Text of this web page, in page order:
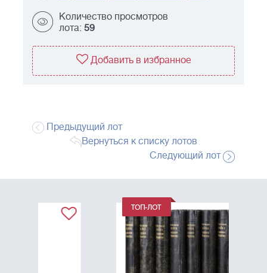
Количество просмотров
лота: 59
Добавить в избранное
Предыдущий лот
Вернуться к списку лотов
Следующий лот